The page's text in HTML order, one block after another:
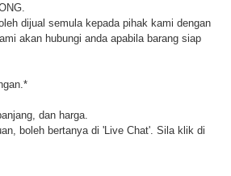
dijual semula kepada pihak kami dengan
akan hubungi anda apabila barang siap
dan harga.
boleh bertanya di 'Live Chat'. Sila klik di